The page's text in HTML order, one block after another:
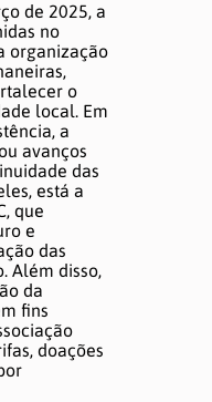
de 2025, a
no
organização
o
local. Em
a
avanços
das
está a
que
e
das
Além disso,
da
fins
doações